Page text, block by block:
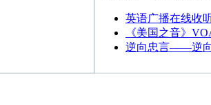
英语广播在线收
《美国之音》
逆向忠言——逆